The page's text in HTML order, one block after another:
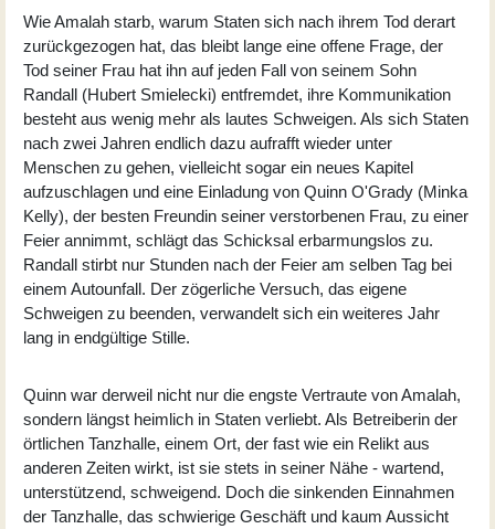
Wie Amalah starb, warum Staten sich nach ihrem Tod derart
zurückgezogen hat, das bleibt lange eine offene Frage, der
Tod seiner Frau hat ihn auf jeden Fall von seinem Sohn
Randall (Hubert Smielecki) entfremdet, ihre Kommunikation
besteht aus wenig mehr als lautes Schweigen. Als sich Staten
nach zwei Jahren endlich dazu aufrafft wieder unter
Menschen zu gehen, vielleicht sogar ein neues Kapitel
aufzuschlagen und eine Einladung von Quinn O'Grady (Minka
Kelly), der besten Freundin seiner verstorbenen Frau, zu einer
Feier annimmt, schlägt das Schicksal erbarmungslos zu.
Randall stirbt nur Stunden nach der Feier am selben Tag bei
einem Autounfall. Der zögerliche Versuch, das eigene
Schweigen zu beenden, verwandelt sich ein weiteres Jahr
lang in endgültige Stille.
Quinn war derweil nicht nur die engste Vertraute von Amalah,
sondern längst heimlich in Staten verliebt. Als Betreiberin der
örtlichen Tanzhalle, einem Ort, der fast wie ein Relikt aus
anderen Zeiten wirkt, ist sie stets in seiner Nähe - wartend,
unterstützend, schweigend. Doch die sinkenden Einnahmen
der Tanzhalle, das schwierige Geschäft und kaum Aussicht